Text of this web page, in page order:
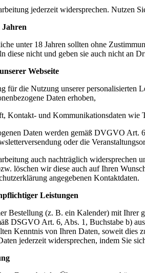
jederzeit widersprechen. Nutzen
Jahren
unter 18 Jahren sollten ohne
diese nicht und geben sie auch nicht an
Webseite
für die Nutzung unserer personalisierten
Daten erhoben,
Kontakt- und Kommunikationsdaten wie
Daten werden gemäß DVGVO
oder die
auch nachträglich widersprechen
löschen wir diese auch auf Ihren
angegebenen Kontaktdaten.
Leistungen
Bestellung (z. B. ein Kalender) mit Ihrer
DSGVO Art. 6, Abs. 1, Buchstabe b)
Kenntnis von Ihren Daten, soweit dies
jederzeit widersprechen, indem Sie